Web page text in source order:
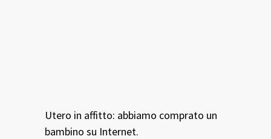
Utero in affitto: abbiamo comprato un
bambino su Internet.